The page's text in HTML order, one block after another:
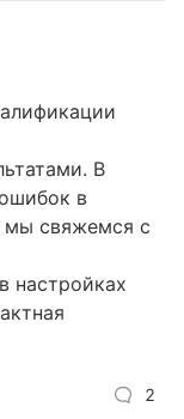
В
в
мы свяжемся с
настройках
2